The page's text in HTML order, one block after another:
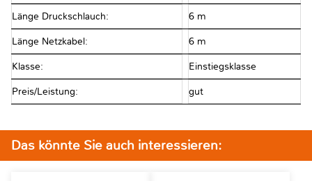
Länge Druckschlauch: 6 m
Länge Netzkabel: 6 m
Klasse: Einstiegsklasse
Preis/Leistung: gut
Das könnte Sie auch interessieren: